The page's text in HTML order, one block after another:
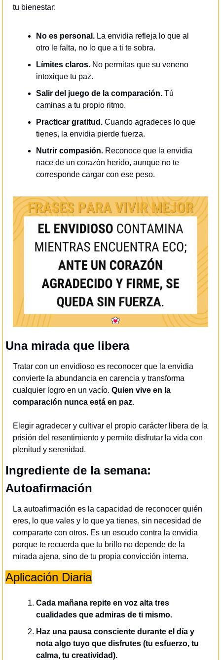
tu bienestar:
No es personal. La envidia refleja lo que al
otro le falta, no lo que a ti te sobra.
Límites claros. No permitas que su veneno
intoxique tu paz.
Salir del juego de la comparación. Tú
caminas a tu propio ritmo.
Practicar gratitud. Cuando agradeces lo que
tienes, la envidia pierde fuerza.
Nutrir compasión. Reconoce que la envidia
nace de un corazón herido, aunque no te
corresponde cargar con ese peso.
Una mirada que libera
Tratar con un envidioso es reconocer que la envidia
convierte la abundancia en carencia y transforma
cualquier logro en un vacío. Quien vive en la
comparación nunca está en paz.
Elegir agradecer y cultivar el propio carácter libera de la
prisión del resentimiento y permite disfrutar la vida con
plenitud y serenidad.
Ingrediente de la semana:
Autoafirmación
La autoafirmación es la capacidad de reconocer quién
eres, lo que vales y lo que ya tienes, sin necesidad de
compararte con otros. Es un escudo contra la envidia
porque te recuerda que tu brillo no depende de la
mirada ajena, sino de tu propia convicción interna.
Aplicación Diaria
Cada mañana repite en voz alta tres
cualidades que admiras de ti mismo.
Haz una pausa consciente durante el día y
nota algo tuyo que disfrutes (tu esfuerzo, tu
calma, tu creatividad).